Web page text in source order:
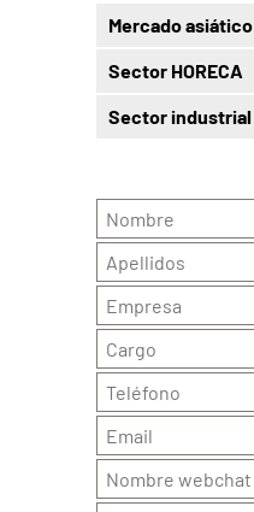
Mercado asiático
Sector HORECA
Sector industrial